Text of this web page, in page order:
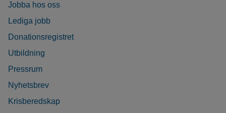
Jobba hos oss
Lediga jobb
Donationsregistret
Utbildning
Pressrum
Nyhetsbrev
Krisberedskap